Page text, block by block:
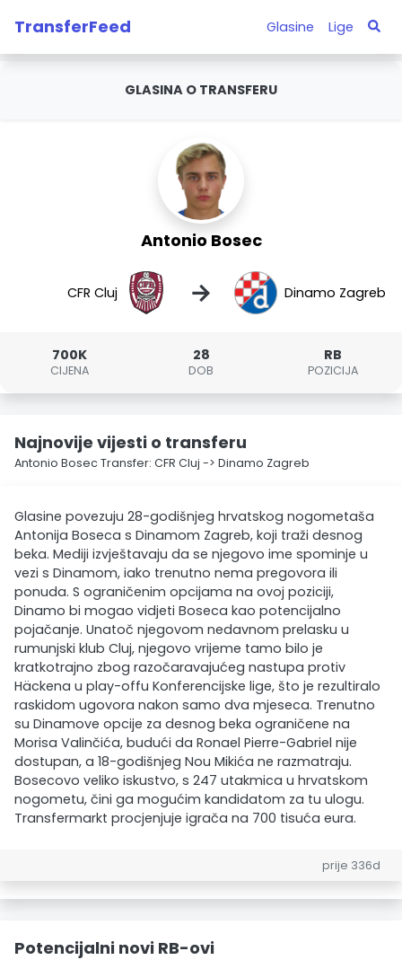
TransferFeed Glasine Lige
GLASINA O TRANSFERU
Antonio Bosec
CFR Cluj → Dinamo Zagreb
700K
CIJENA
28
DOB
RB
POZICIJA
Najnovije vijesti o transferu
Antonio Bosec Transfer: CFR Cluj -> Dinamo Zagreb
Glasine povezuju 28-godišnjeg hrvatskog nogometaša
Antonija Boseca s Dinamom Zagreb, koji traži desnog
beka. Mediji izvještavaju da se njegovo ime spominje u
vezi s Dinamom, iako trenutno nema pregovora ili
ponuda. S ograničenim opcijama na ovoj poziciji,
Dinamo bi mogao vidjeti Boseca kao potencijalno
pojačanje. Unatoč njegovom nedavnom prelasku u
rumunjski klub Cluj, njegovo vrijeme tamo bilo je
kratkotrajno zbog razočaravajućeg nastupa protiv
Häckena u play-offu Konferencijske lige, što je rezultiralo
raskidom ugovora nakon samo dva mjeseca. Trenutno
su Dinamove opcije za desnog beka ograničene na
Morisa Valinčića, budući da Ronael Pierre-Gabriel nije
dostupan, a 18-godišnjeg Nou Mikića ne razmatraju.
Bosecovo veliko iskustvo, s 247 utakmica u hrvatskom
nogometu, čini ga mogućim kandidatom za tu ulogu.
Transfermarkt procjenjuje igrača na 700 tisuća eura.
prije 336d
Potencijalni novi RB-ovi